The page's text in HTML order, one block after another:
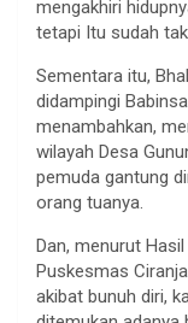
mengakhiri
tetapi Itu sudah
Sementara itu,
didampingi
menambahkan,
wilayah Desa
pemuda gantung
orang tuanya.
Dan, menurut
Puskesmas
akibat bunuh diri,